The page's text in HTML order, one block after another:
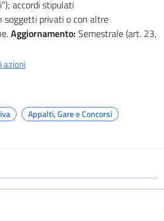
accordi stipulati
soggetti privati o con altre
Aggiornamento: Semestrale (art. 23,
azioni
Appalti, Gare e Concorsi